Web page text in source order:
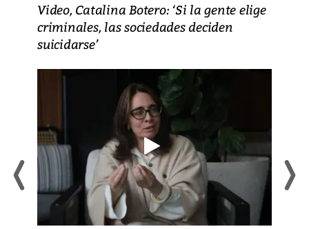
Video, Catalina Botero: ‘Si la gente elige
criminales, las sociedades deciden
suicidarse’